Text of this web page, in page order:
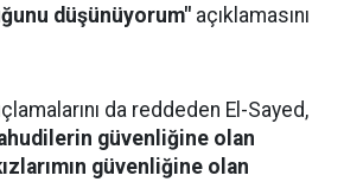
düşünüyorum" açıklamasını
da reddeden El-Sayed,
güvenliğine olan
güvenliğine olan